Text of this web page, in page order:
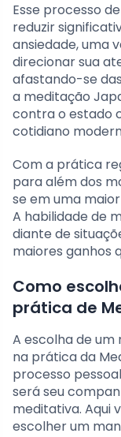
Esse processo
reduzir
ansiedade, uma
direcionar sua
afastando-se
a meditação
contra o estado
cotidiano
Com a prática
para além dos
se em uma
A habilidade de
diante de
maiores ganhos
Como
prática de
A escolha de
na prática da
processo
será seu
meditativa. Aqui
escolher um